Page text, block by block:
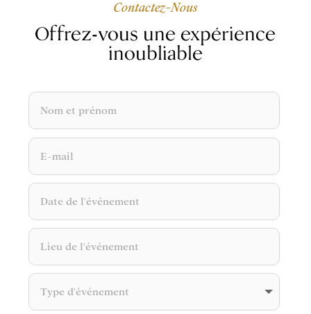
Contactez-Nous
Offrez-vous une expérience
inoubliable